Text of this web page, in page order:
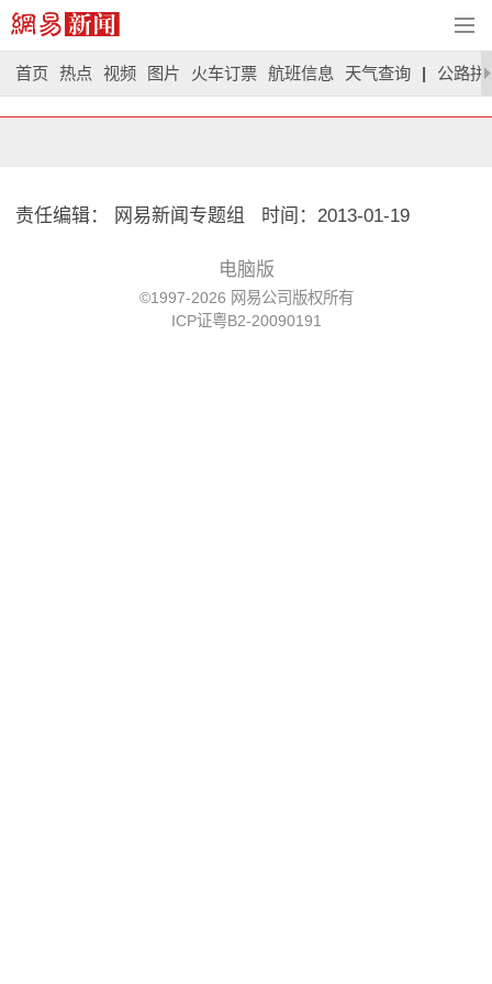
首页 热点 视频 图片 火车订票 航班信息 天气查询 | 公路拼
责任编辑： 网易新闻专题组 时间：2013-01-19
电脑版
©1997-2026 网易公司版权所有
ICP证粤B2-20090191